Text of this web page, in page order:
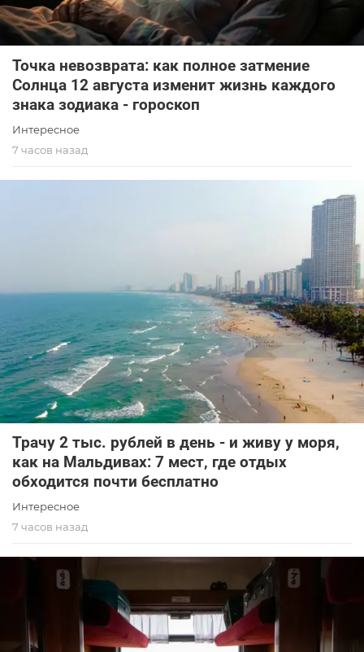
Точка невозврата: как полное затмение
Солнца 12 августа изменит жизнь каждого
знака зодиака - гороскоп
Интересное
7 часов назад
Трачу 2 тыс. рублей в день - и живу у моря,
как на Мальдивах: 7 мест, где отдых
обходится почти бесплатно
Интересное
7 часов назад